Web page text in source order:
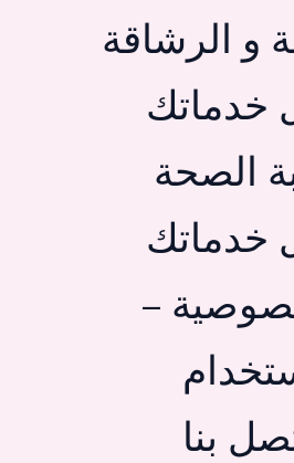
و الرشاقة
خدماتك
الصحة
خدماتك
–
بنا